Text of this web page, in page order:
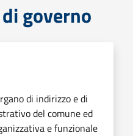
governo
di indirizzo e di
del comune ed
e funzionale